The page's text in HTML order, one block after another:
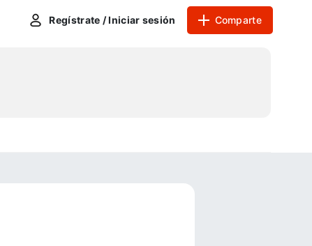
Regístrate / Iniciar sesión Comparte